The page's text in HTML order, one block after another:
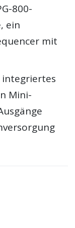
800-
ein
mit
integriertes
Mini-